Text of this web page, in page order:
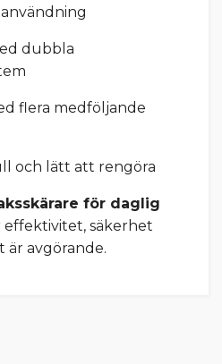
dubbla
flera medföljande
och lätt att rengöra
för daglig
effektivitet, säkerhet
är avgörande.